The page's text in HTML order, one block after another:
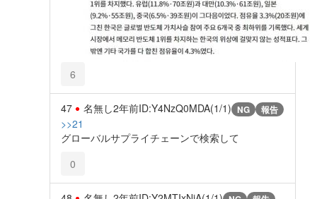
6
47 名無し2年前ID:Y4NzQ0MDA(1/1) NG 報告
>>21
グローバルサプライチェーンで検索して
0